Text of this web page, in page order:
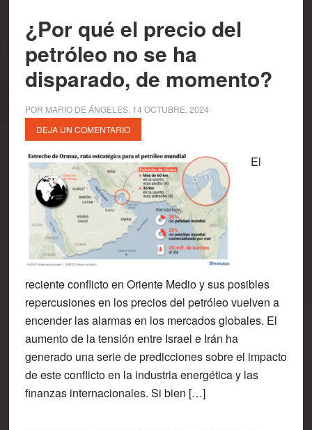
¿Por qué el precio del
petróleo no se ha
disparado, de momento?
POR MARIO DE ÁNGELES. 14 OCTUBRE, 2024
DEJA UN COMENTARIO
El
reciente conflicto en Oriente Medio y sus posibles
repercusiones en los precios del petróleo vuelven a
encender las alarmas en los mercados globales. El
aumento de la tensión entre Israel e Irán ha
generado una serie de predicciones sobre el impacto
de este conflicto en la industria energética y las
finanzas internacionales. Si bien […]